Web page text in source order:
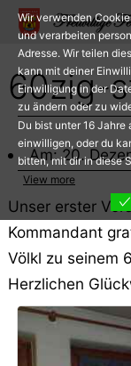
Zum
Inhalt
springen
60zig-
Am: 20.
Unser erster
Kommandant
Völkl zu seinem
Herzlichen
Wir verwenden
und verarbeiten
Adresse. Wir teilen
kann mit deiner
Einwilligung in der
zu ändern oder zu
Du bist unter 16
einwilligen, oder du
bitten, mit dir in diese
View more